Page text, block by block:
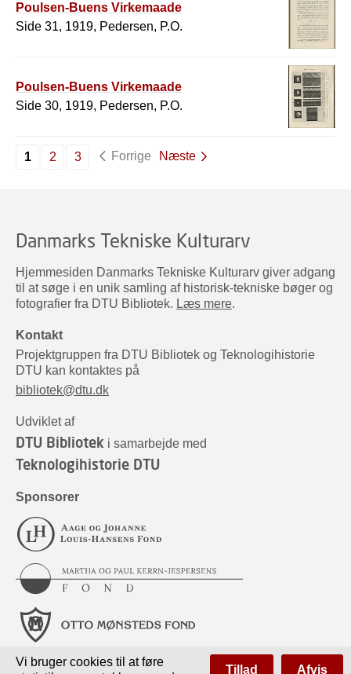
Poulsen-Buens Virkemaade
Side 31, 1919, Pedersen, P.O.
Poulsen-Buens Virkemaade
Side 30, 1919, Pedersen, P.O.
1 2 3 Forrige Næste
Danmarks Tekniske Kulturarv
Hjemmesiden Danmarks Tekniske Kulturarv giver adgang
til at søge i en unik samling af historisk-tekniske bøger og
fotografier fra DTU Bibliotek. Læs mere.
Kontakt
Projektgruppen fra DTU Bibliotek og Teknologihistorie
DTU kan kontaktes på
bibliotek@dtu.dk
Udviklet af
DTU Bibliotek i samarbejde med
Teknologihistorie DTU
Sponsorer
Vi bruger cookies til at føre
Tillad Afvis